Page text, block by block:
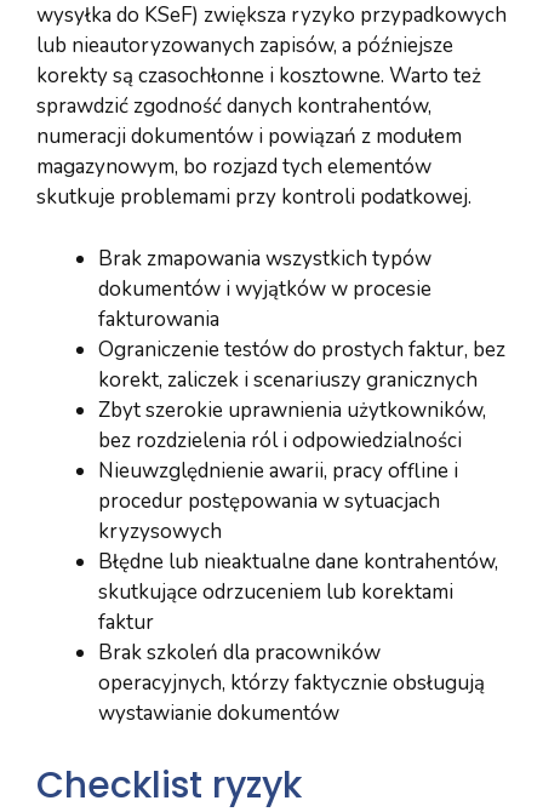
wysyłka do KSeF) zwiększa ryzyko przypadkowych
lub nieautoryzowanych zapisów, a późniejsze
korekty są czasochłonne i kosztowne. Warto też
sprawdzić zgodność danych kontrahentów,
numeracji dokumentów i powiązań z modułem
magazynowym, bo rozjazd tych elementów
skutkuje problemami przy kontroli podatkowej.
Brak zmapowania wszystkich typów
dokumentów i wyjątków w procesie
fakturowania
Ograniczenie testów do prostych faktur, bez
korekt, zaliczek i scenariuszy granicznych
Zbyt szerokie uprawnienia użytkowników,
bez rozdzielenia ról i odpowiedzialności
Nieuwzględnienie awarii, pracy offline i
procedur postępowania w sytuacjach
kryzysowych
Błędne lub nieaktualne dane kontrahentów,
skutkujące odrzuceniem lub korektami
faktur
Brak szkoleń dla pracowników
operacyjnych, którzy faktycznie obsługują
wystawianie dokumentów
Checklist ryzyk